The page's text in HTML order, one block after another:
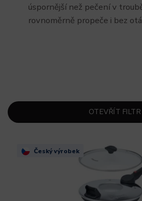
úspornější než pečení v
rovnoměrně propeče i bez
OTEVŘÍT FILTR
Český výrobek